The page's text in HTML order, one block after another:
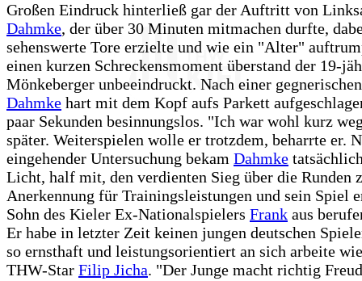
Großen Eindruck hinterließ gar der Auftritt von
Dahmke, der über 30 Minuten mitmachen durfte,
sehenswerte Tore erzielte und wie ein "Alter"
einen kurzen Schreckensmoment überstand der 19-
Mönkeberger unbeeindruckt. Nach einer
Dahmke hart mit dem Kopf aufs Parkett
paar Sekunden besinnungslos. "Ich war wohl kurz
später. Weiterspielen wolle er trotzdem, beharrte er.
eingehender Untersuchung bekam Dahmke
Licht, half mit, den verdienten Sieg über die Runden
Anerkennung für Trainingsleistungen und sein Spiel
Sohn des Kieler Ex-Nationalspielers Frank aus
Er habe in letzter Zeit keinen jungen deutschen
so ernsthaft und leistungsorientiert an sich arbeite
THW-Star Filip Jicha. "Der Junge macht richtig